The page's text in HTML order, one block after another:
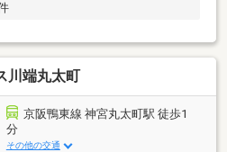
川端丸太町
京阪鴨東線 神宮丸太町駅 徒歩1
分
その他の交通